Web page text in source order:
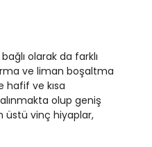
olarak da farklı
ve liman boşaltma
hafif ve kısa
olup geniş
üstü vinç hiyaplar,